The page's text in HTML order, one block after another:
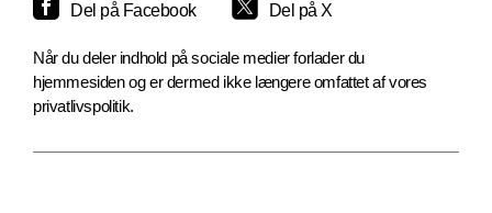
Del på Facebook Del på X
Når du deler indhold på sociale medier forlader du
hjemmesiden og er dermed ikke længere omfattet af vores
privatlivspolitik.